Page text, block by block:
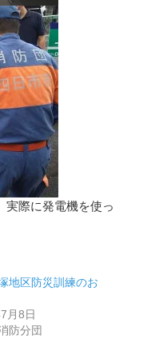
実際に発電機を使っ
地区防災訓練のお
月8日
防分団